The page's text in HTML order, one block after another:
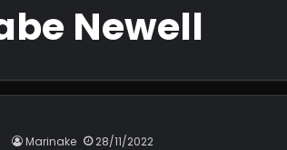
Newell
Marinake 28/11/2022